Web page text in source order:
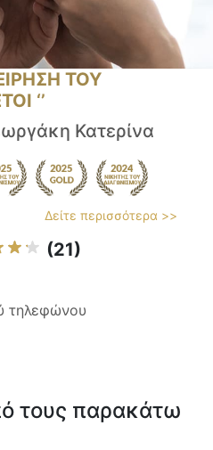
ΤΟΥ
‘’
Κατερίνα
Δείτε περισσότερα >>
(21)
τηλεφώνου
τους παρακάτω